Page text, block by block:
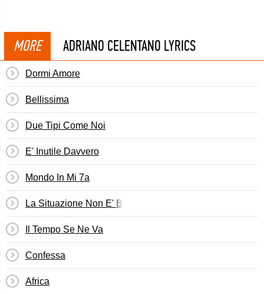
MORE ADRIANO CELENTANO LYRICS
Dormi Amore
Bellissima
Due Tipi Come Noi
E' Inutile Davvero
Mondo In Mi 7a
La Situazione Non E' Buona
Il Tempo Se Ne Va
Confessa
Africa